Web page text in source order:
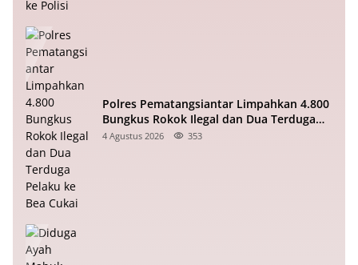
Polres Pematangsiantar Limpahkan 4.800
Bungkus Rokok Ilegal dan Dua Terduga
Pelaku ke Bea Cukai
4 Agustus 2026 353